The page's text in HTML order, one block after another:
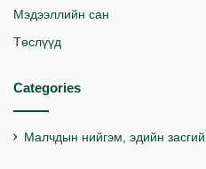
Мэдээллийн сан
Төслүүд
Categories
Малчдын нийгэм, эдийн